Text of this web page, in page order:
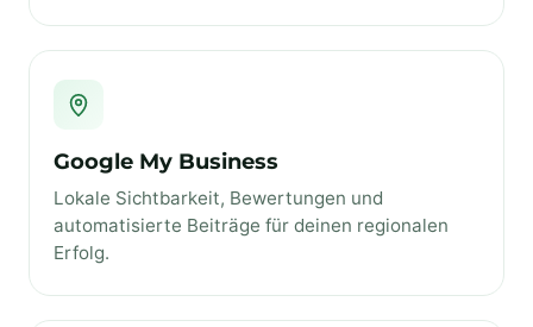
Google My Business
Lokale Sichtbarkeit, Bewertungen und
automatisierte Beiträge für deinen regionalen
Erfolg.